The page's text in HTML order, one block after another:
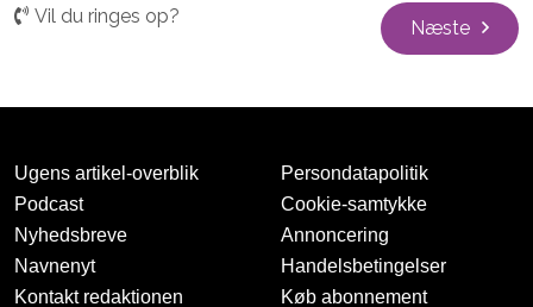
Vil du ringes op?
Næste
Ugens artikel-overblik
Podcast
Nyhedsbreve
Navnenyt
Kontakt redaktionen
Persondatapolitik
Cookie-samtykke
Annoncering
Handelsbetingelser
Køb abonnement